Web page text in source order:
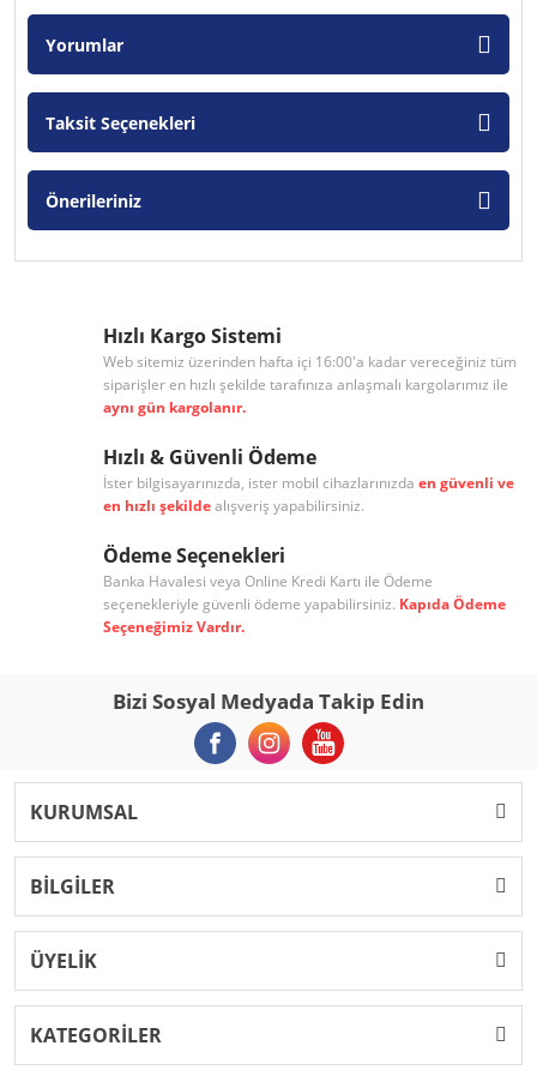
Yorumlar
Taksit Seçenekleri
Önerileriniz
Hızlı Kargo Sistemi
Web sitemiz üzerinden hafta içi 16:00'a kadar vereceğiniz tüm
siparişler en hızlı şekilde tarafınıza anlaşmalı kargolarımız ile
aynı gün kargolanır.
Hızlı & Güvenli Ödeme
İster bilgisayarınızda, ister mobil cihazlarınızda en güvenli ve
en hızlı şekildealışveriş yapabilirsiniz.
Ödeme Seçenekleri
Banka Havalesi veya Online Kredi Kartı ile Ödeme
seçenekleriyle güvenli ödeme yapabilirsiniz. Kapıda Ödeme
Seçeneğimiz Vardır.
Bizi Sosyal Medyada Takip Edin
KURUMSAL
BİLGİLER
ÜYELİK
KATEGORİLER